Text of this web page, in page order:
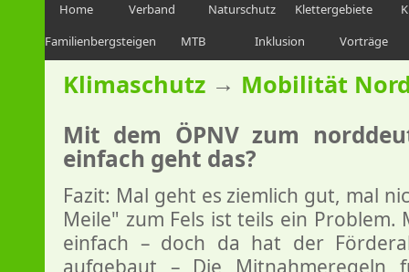
Home Verband Naturschutz Klettergebiete
Familienbergsteigen
MTB Inklusion Vorträge
Klimaschutz → Mobilität
Mit dem ÖPNV zum
einfach geht das?
Fazit: Mal geht es ziemlich gut, mal
Meile" zum Fels ist teils ein Problem.
einfach – doch da hat der
aufgebaut – Die Mitnahmeregeln